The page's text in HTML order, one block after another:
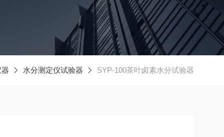
水分测定仪试验器 SYP-100茶叶卤素水分试验器